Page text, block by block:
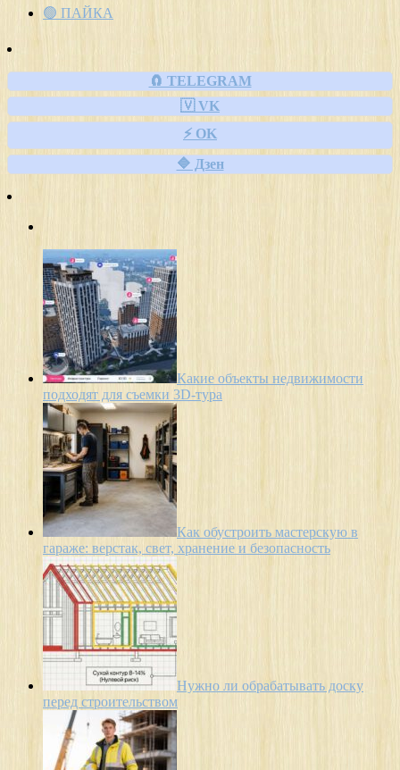
🟢 ПАЙКА
🧲 TELEGRAM
🇻 VK
⚡ OK
🔷 Дзен
Какие объекты недвижимости
подходят для съемки 3D-тура
Как обустроить мастерскую в
гараже: верстак, свет, хранение и безопасность
Нужно ли обрабатывать доску
перед строительством